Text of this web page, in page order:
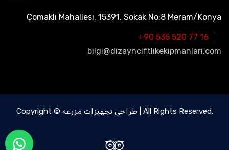
Çomaklı Mahallesi, 15391. Sokak No:8 Meram/Konya
+90 535 520 77 16
bilgi@dizaynciftlikekipmanlari.com
Copyright © طراحی تجهیزات مزرعه | All Rights Reserved.